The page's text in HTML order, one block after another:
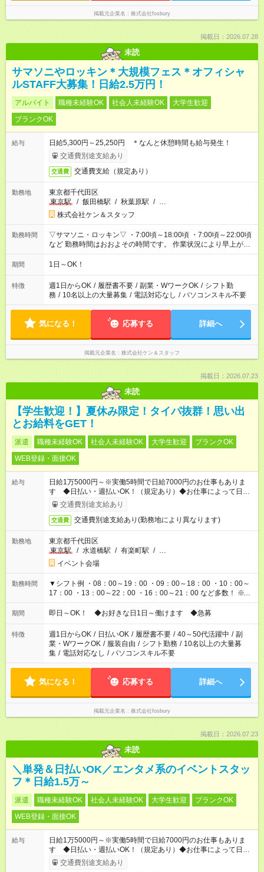
掲載元企業名 株式会社fosbury
掲載日：2026.07.28
未読
サマソニやロッキン＊大規模フェス＊オフィシャ
ルSTAFF大募集！日給2.5万円！
アルバイト 職種未経験OK 社会人未経験OK
大学生歓迎
ブランクOK
給与
日給5,300円～25,250円 ＊なんと休憩時間も給与発生！
交通費別途支給あり
交通費 交通費支給（規定あり）
勤務地
東京都千代田区
東京駅
/ 飯田橋駅 / 秋葉原駅 / …
株式会社ケン＆スタッフ
勤務時間
▽サマソニ・ロッキン▽ ・7:00頃～18:00頃 ・7:00頃～22:00頃
など 勤務時間はおおよその時間です。 作業状況により早上が
り、残業の可能性があります。 ▽その他イベント多数▽ 午前中
だけ！ ・7:00～12:00 午後だけ！ ・20:00～23:00 がっつり！
曜日イベントにより異なります。
期間 1日～OK！
特徴 週1日からOK / 履歴書不要 / 副業・WワークOK / シフト勤
務 / 10名以上の大量募集 / 電話対応なし / パソコンスキル不要
気になる！ 応募する 詳細へ
掲載元企業名 株式会社ケン＆スタッフ
掲載日：2026.07.23
未読
【学生歓迎！】夏休み限定！タイパ抜群！思い出
とお給料をGET！
派遣 職種未経験OK 社会人未経験OK 大学生歓迎
ブランクOK
WEB登録・面接OK
給与
日給1万5000円～※実働5時間で日給7000円のお仕事もありま
す ◆日払い・週払いOK！（規定あり）◆お仕事によって日給も
異なります
交通費別途支給あり
交通費 交通費別途支給あり(勤務地により異なります)
勤務地
東京都千代田区
東京駅
/ 水道橋駅 / 有楽町駅 / …
イベント会場
勤務時間
▼シフト例 ・08：00～19：00 ・09：00～18：00 ・10：00～
17：00 ・13：00～22：00 ・16：00～21：00 など多数！ ※お
仕事により勤務時間が異なります
期間 即日～OK！ ◆お好きな日1日～働けます ◆急募
特徴 週1日からOK / 日払いOK / 履歴書不要 / 40～50代活躍中 / 副
業・WワークOK / 服装自由 / シフト勤務 / 10名以上の大量募
集 / 電話対応なし / パソコンスキル不要
気になる！ 応募する 詳細へ
掲載元企業名 株式会社fosbury
掲載日：2026.07.23
未読
＼単発＆日払いOK／エンタメ系のイベントスタッ
フ＊日給1.5万～
派遣 職種未経験OK 社会人未経験OK 大学生歓迎
ブランクOK
WEB登録・面接OK
給与
日給1万5000円～※実働5時間で日給7000円のお仕事もありま
す ◆日払い・週払いOK！（規定あり）◆お仕事によって日給も
異なります
交通費別途支給あり